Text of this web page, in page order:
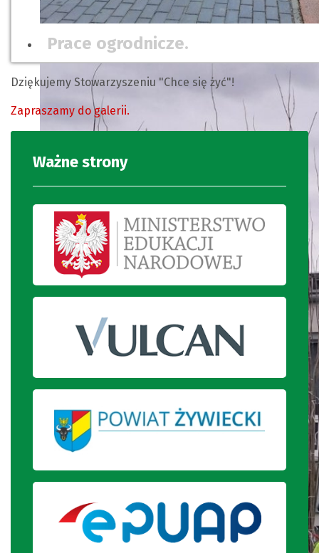
Prace ogrodnicze.
Dziękujemy Stowarzyszeniu "Chce się żyć"!
Zapraszamy do galerii.
Ważne strony